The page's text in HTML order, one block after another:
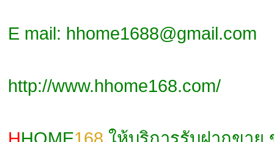
E mail: hhome1688@gmail.com
http://www.hhome168.com/